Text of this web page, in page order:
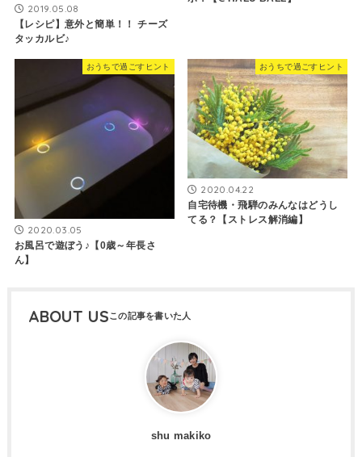
2019.05.08
【レシピ】意外と簡単！！ チーズ
タッカルビ♪
おうちで過ごすヒント
2020.03.05
お風呂で遊ぼう♪【0歳～年長さ
ん】
おうちで過ごすヒント
2020.04.22
自宅待機・飛騨のみんなはどうし
てる？【ストレス解消編】
ABOUT US
shu makiko